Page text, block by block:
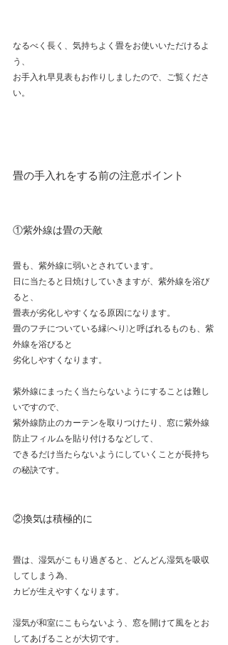
なるべく長く、気持ちよく畳をお使いいただけるよ
う、
お手入れ早見表もお作りしましたので、ご覧くださ
い。
畳の手入れをする前の注意ポイント
①紫外線は畳の天敵
畳も、紫外線に弱いとされています。
日に当たると日焼けしていきますが、紫外線を浴び
ると、
畳表が劣化しやすくなる原因になります。
畳のフチについている縁(へり)と呼ばれるものも、紫
外線を浴びると
劣化しやすくなります。
紫外線にまったく当たらないようにすることは難し
いですので、
紫外線防止のカーテンを取りつけたり、窓に紫外線
防止フィルムを貼り付けるなどして、
できるだけ当たらないようにしていくことが長持ち
の秘訣です。
②換気は積極的に
畳は、湿気がこもり過ぎると、どんどん湿気を吸収
してしまう為、
カビが生えやすくなります。
湿気が和室にこもらないよう、窓を開けて風をとお
してあげることが大切です。